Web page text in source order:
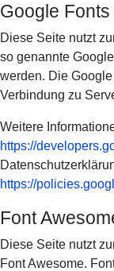
Google
Diese Seite nutzt
so genannte
werden. Die
Verbindung zu
Weitere
https://
https://
Font
Diese Seite nutzt
Font Awesome.